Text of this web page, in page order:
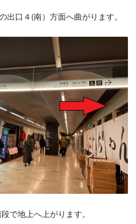
口４(南）方面へ曲がります。
で地上へ上がります。